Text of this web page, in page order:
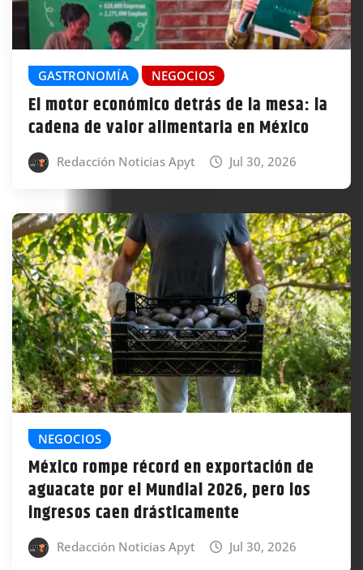
GASTRONOMÍA NEGOCIOS
El motor económico detrás de la mesa: la
cadena de valor alimentaria en México
Redacción Noticias Apyt Jul 30, 2026
NEGOCIOS
México rompe récord en exportación de
aguacate por el Mundial 2026, pero los
ingresos caen drásticamente
Redacción Noticias Apyt Jul 30, 2026